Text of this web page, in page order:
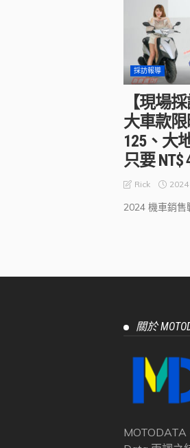
採訪報導
【現場
大車款
125、大
只要 NT$
Rick 2024
2024 機車銷售
關於